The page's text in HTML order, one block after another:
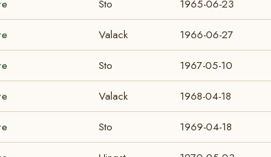
Sto 1965-06-23
Valack 1966-06-27
Sto 1967-05-10
Valack 1968-04-18
Sto 1969-04-18